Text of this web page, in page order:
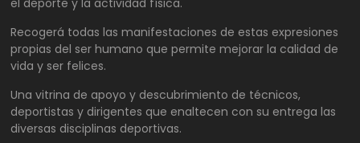
el deporte y la actividad física.
Recogerá todas las manifestaciones de estas expresiones
propias del ser humano que permite mejorar la calidad de
vida y ser felices.
Una vitrina de apoyo y descubrimiento de técnicos,
deportistas y dirigentes que enaltecen con su entrega las
diversas disciplinas deportivas.